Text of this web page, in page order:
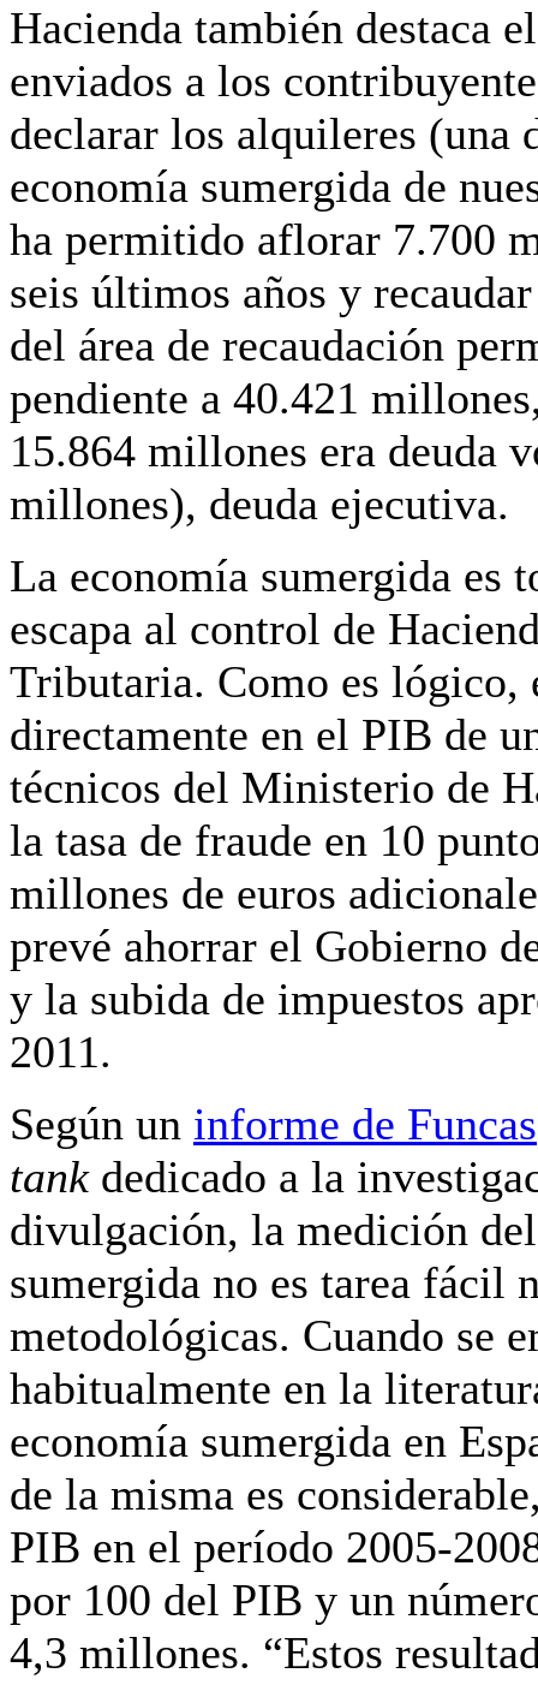
Hacienda también destaca
enviados a los
declarar los alquileres (una
economía sumergida de
ha permitido aflorar 7.700
seis últimos años y
del área de recaudación
pendiente a 40.421
15.864 millones era deuda
millones), deuda ejecutiva.
La economía sumergida es
escapa al control de
Tributaria. Como es lógico,
directamente en el PIB de
técnicos del Ministerio de
la tasa de fraude en 10
millones de euros
prevé ahorrar el Gobierno
y la subida de impuestos
2011.
Según un informe de Funcas
tankdedicado a la
divulgación, la medición
sumergida no es tarea fácil
metodológicas. Cuando se
habitualmente en la
economía sumergida en
de la misma es
PIB en el período 2005-
por 100 del PIB y un
4,3 millones. “Estos